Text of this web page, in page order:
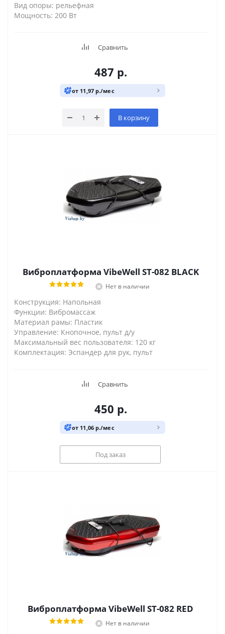
Вид опоры: рельефная
Мощность: 200 Вт
Сравнить
487 р.
от 11,97 р./мес
В корзину
Виброплатформа VibeWell ST-082 BLACK
Нет в наличии
Конструкция: Напольная
Функции: Вибромассаж
Материал рамы: Пластик
Управление: Кнопочное, пульт д/у
Максимальный вес пользователя: 120 кг
Комплектация: Эспандер для рук, пульт
Сравнить
450 р.
от 11,06 р./мес
Под заказ
Виброплатформа VibeWell ST-082 RED
Нет в наличии